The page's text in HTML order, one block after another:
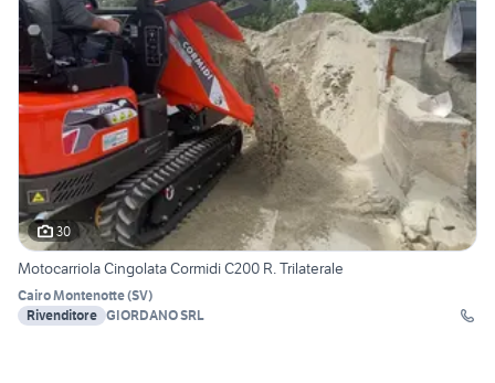
30
Motocarriola Cingolata Cormidi C200 R. Trilaterale
Cairo Montenotte(SV)
Rivenditore GIORDANO SRL